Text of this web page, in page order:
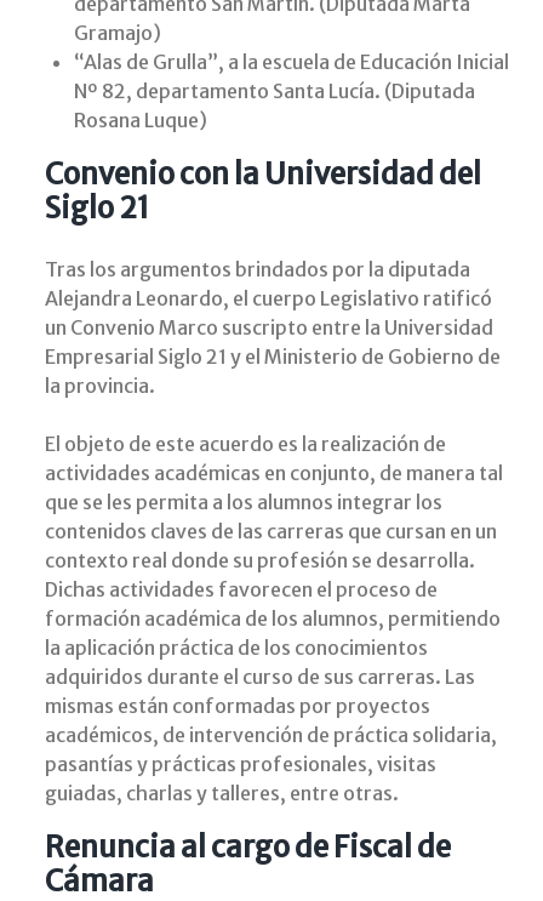
Gramajo)
“Alas de Grulla”, a la escuela de Educación Inicial
Nº 82, departamento Santa Lucía. (Diputada
Rosana Luque)
Convenio con la Universidad del
Siglo 21
Tras los argumentos brindados por la diputada
Alejandra Leonardo, el cuerpo Legislativo ratificó
un Convenio Marco suscripto entre la Universidad
Empresarial Siglo 21 y el Ministerio de Gobierno de
la provincia.
El objeto de este acuerdo es la realización de
actividades académicas en conjunto, de manera tal
que se les permita a los alumnos integrar los
contenidos claves de las carreras que cursan en un
contexto real donde su profesión se desarrolla.
Dichas actividades favorecen el proceso de
formación académica de los alumnos, permitiendo
la aplicación práctica de los conocimientos
adquiridos durante el curso de sus carreras. Las
mismas están conformadas por proyectos
académicos, de intervención de práctica solidaria,
pasantías y prácticas profesionales, visitas
guiadas, charlas y talleres, entre otras.
Renuncia al cargo de Fiscal de
Cámara